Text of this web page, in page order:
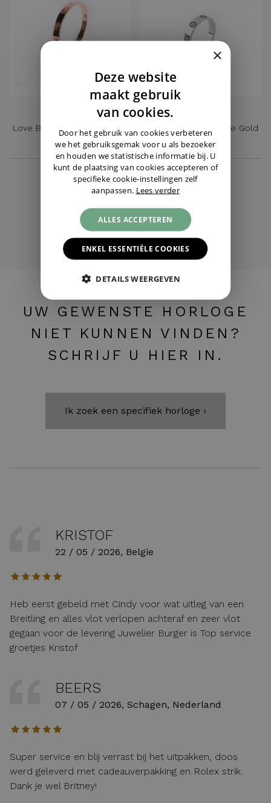
Love Bracelet Classic Rose
Gold Size 16
€ 6.450,-
Love Ring Small White Gold
Size 49
€ 1.095,-
CARTIER ALLE SIERADEN
UW GEWENSTE HORLOGE
NIET KUNNEN VINDEN?
SCHRIJF U HIER IN.
Ik zoek een specifiek horloge ›
KRISTOF
22 / 05 / 2026, Belgie
Heb eerst gebeld met Cindy voor wat uitleg van een
Breitling en alles vlot verlopen achteraf en zeer vlot
gegaan voor de levering Juwelier Burger is Top service
groetjes Kristof
BEERS
07 / 05 / 2026, Schagen, Nederland
Super service en blij verrast bij het uitpakken, doos
werd geleverd met cadeauverpakking en Rolex strik.
Dank je wel Britney!
GERMAN
×
Deze website
maakt gebruik
van cookies.
Door het gebruik van cookies verbeteren
we het gebruiksgemak voor u als bezoeker
en houden we statistische informatie bij. U
kunt de plaatsing van cookies accepteren of
specifieke cookie-instellingen zelf
aanpassen. Lees verder
ALLES ACCEPTEREN
ENKEL ESSENTIËLE COOKIES
DETAILS WEERGEVEN